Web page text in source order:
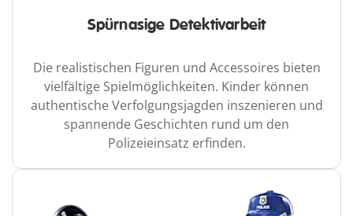
Spürnasige Detektivarbeit
Die realistischen Figuren und Accessoires bieten
vielfältige Spielmöglichkeiten. Kinder können
authentische Verfolgungsjagden inszenieren und
spannende Geschichten rund um den
Polizeieinsatz erfinden.